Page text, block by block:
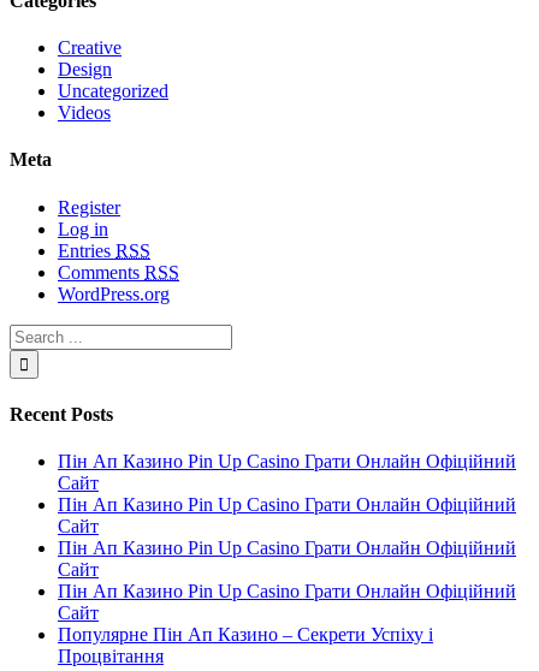
Creative
Design
Uncategorized
Videos
Meta
Register
Log in
Entries RSS
Comments RSS
WordPress.org
Recent Posts
Пін Ап Казино Pin Up Casino Грати Онлайн Офіційний
Сайт
Пін Ап Казино Pin Up Casino Грати Онлайн Офіційний
Сайт
Пін Ап Казино Pin Up Casino Грати Онлайн Офіційний
Сайт
Пін Ап Казино Pin Up Casino Грати Онлайн Офіційний
Сайт
Популярне Пін Ап Казино – Секрети Успіху і
Процвітання